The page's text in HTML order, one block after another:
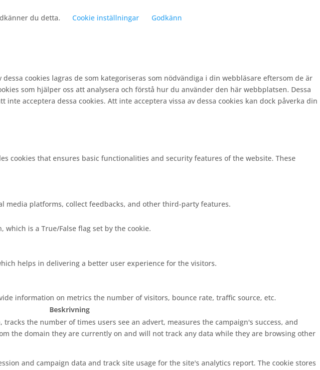
du detta. Cookie inställningar Godkänn
cookies lagras de som kategoriseras som nödvändiga i din webbläsare eftersom de är
som hjälper oss att analysera och förstå hur du använder den här webbplatsen. Dessa
acceptera dessa cookies. Att inte acceptera vissa av dessa cookies kan dock påverka din
cookies that ensures basic functionalities and security features of the website. These
media platforms, collect feedbacks, and other third-party features.
which is a True/False flag set by the cookie.
helps in delivering a better user experience for the visitors.
information on metrics the number of visitors, bounce rate, traffic source, etc.
Beskrivning
the number of times users see an advert, measures the campaign's success, and
the domain they are currently on and will not track any data while they are browsing other
and campaign data and track site usage for the site's analytics report. The cookie stores